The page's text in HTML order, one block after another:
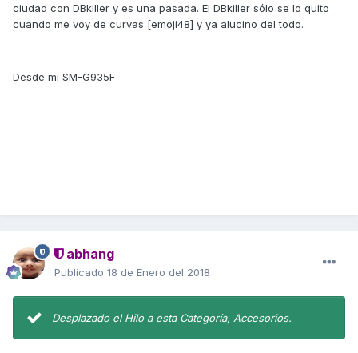
ciudad con DBkiller y es una pasada. El DBkiller sólo se lo quito
cuando me voy de curvas [emoji48] y ya alucino del todo.
Desde mi SM-G935F
abhang
Publicado 18 de Enero del 2018
Desplazado el Hilo a esta Categoría, Accesorios.